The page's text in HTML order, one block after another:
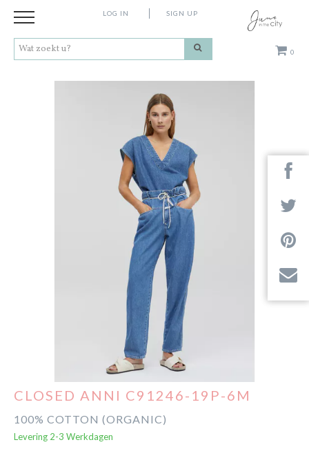
0
LOG IN SIGN UP
Kleding
Outlet
Next
CLOSED ANNI C91246-19P-6M
100% COTTON (ORGANIC)
Levering 2-3 Werkdagen